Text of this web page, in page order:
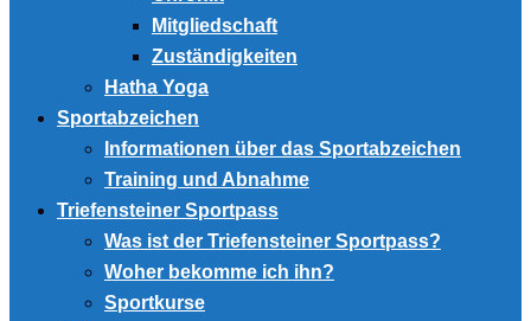
Mitgliedschaft
Zuständigkeiten
Hatha Yoga
Sportabzeichen
Informationen über das Sportabzeichen
Training und Abnahme
Triefensteiner Sportpass
Was ist der Triefensteiner Sportpass?
Woher bekomme ich ihn?
Sportkurse